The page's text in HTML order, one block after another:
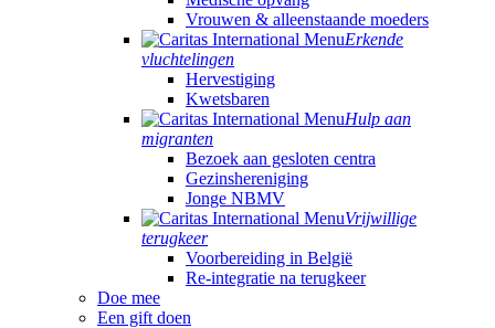
Vrouwen & alleenstaande moeders
Erkende
vluchtelingen
Hervestiging
Kwetsbaren
Hulp aan
migranten
Bezoek aan gesloten centra
Gezinshereniging
Jonge NBMV
Vrijwillige
terugkeer
Voorbereiding in België
Re-integratie na terugkeer
Doe mee
Een gift doen